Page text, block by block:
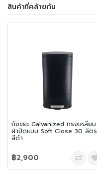
สินค้าที่คล้ายกัน
ถังขยะ Galvanized ทรงเหลี่ยม
ฝาปิดแบบ Soft Close 30 ลิตร
สีดำ
฿2,900